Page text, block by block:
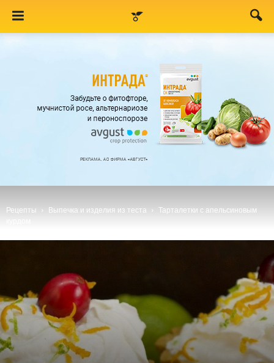
Рецепты Выпечка и изделия из теста
Тарталетки с апельсиновым